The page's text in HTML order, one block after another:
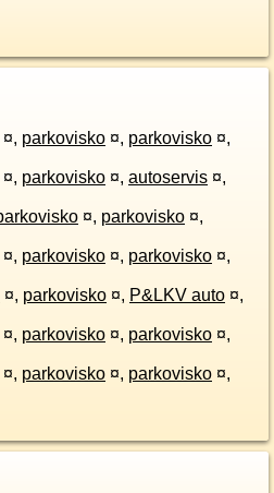
¤, parkovisko ¤, parkovisko ¤,
¤, parkovisko ¤, autoservis ¤,
¤, parkovisko ¤,
¤, parkovisko ¤, parkovisko ¤,
¤, parkovisko ¤, P&LKV auto ¤,
¤, parkovisko ¤, parkovisko ¤,
¤, parkovisko ¤, parkovisko ¤,